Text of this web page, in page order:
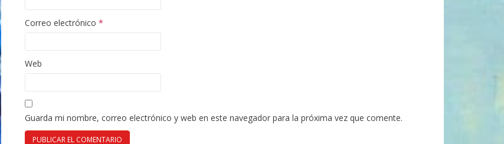
Correo electrónico *
Web
Guarda mi nombre, correo electrónico y web en este navegador para la próxima vez que comente.